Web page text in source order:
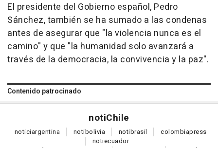
El presidente del Gobierno español, Pedro
Sánchez, también se ha sumado a las condenas
antes de asegurar que "la violencia nunca es el
camino" y que "la humanidad solo avanzará a
través de la democracia, la convivencia y la paz".
Contenido patrocinado
notiChile
noticiargentina notibolivia notibrasil colombiapress
notiecuador